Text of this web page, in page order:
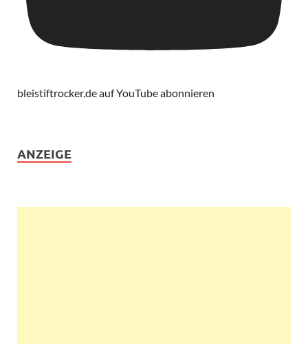
bleistiftrocker.de auf YouTube abonnieren
ANZEIGE